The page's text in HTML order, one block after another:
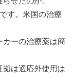
す。米国の治療
カーの治療薬は簡
拠は適応外使用は